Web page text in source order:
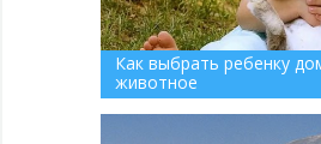
Как выбрать ребенку
животное